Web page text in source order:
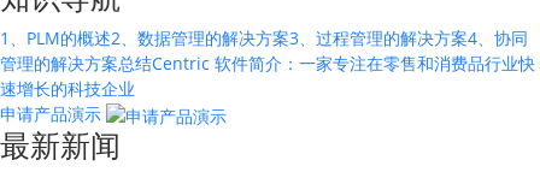
1、PLM的概述2、数据管理的解决方案3、过程管理的解决方案4、协同
管理的解决方案总结Centric 软件简介：一家专注在零售和消费品行业快
速增长的科技企业
申请产品演示
最新新闻